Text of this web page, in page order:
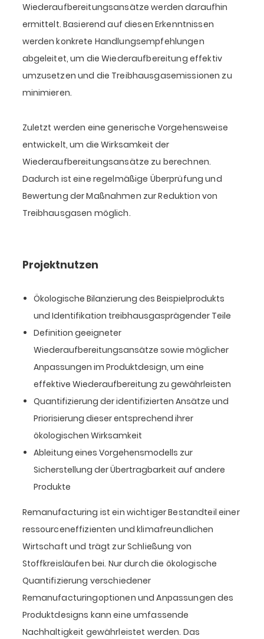
Wiederaufbereitungsansätze werden daraufhin
ermittelt. Basierend auf diesen Erkenntnissen
werden konkrete Handlungsempfehlungen
abgeleitet, um die Wiederaufbereitung effektiv
umzusetzen und die Treibhausgasemissionen zu
minimieren.
Zuletzt werden eine generische Vorgehensweise
entwickelt, um die Wirksamkeit der
Wiederaufbereitungsansätze zu berechnen.
Dadurch ist eine regelmäßige Überprüfung und
Bewertung der Maßnahmen zur Reduktion von
Treibhausgasen möglich.
Projektnutzen
Ökologische Bilanzierung des Beispielprodukts
und Identifikation treibhausgasprägender Teile
Definition geeigneter
Wiederaufbereitungsansätze sowie möglicher
Anpassungen im Produktdesign, um eine
effektive Wiederaufbereitung zu gewährleisten
Quantifizierung der identifizierten Ansätze und
Priorisierung dieser entsprechend ihrer
ökologischen Wirksamkeit
Ableitung eines Vorgehensmodells zur
Sicherstellung der Übertragbarkeit auf andere
Produkte
Remanufacturing ist ein wichtiger Bestandteil einer
ressourceneffizienten und klimafreundlichen
Wirtschaft und trägt zur Schließung von
Stoffkreisläufen bei. Nur durch die ökologische
Quantifizierung verschiedener
Remanufacturingoptionen und Anpassungen des
Produktdesigns kann eine umfassende
Nachhaltigkeit gewährleistet werden. Das